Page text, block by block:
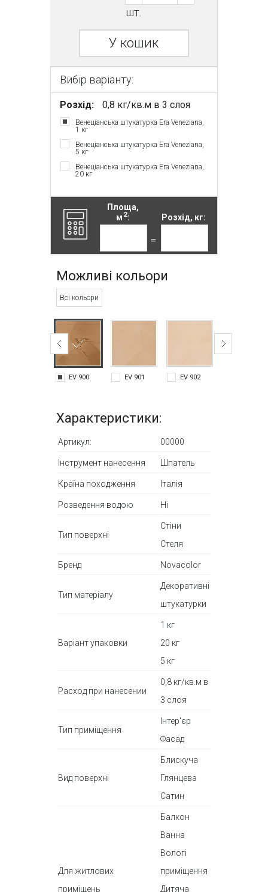
шт.
У кошик
Вибір варіанту:
Розхід: 0,8 кг/кв.м в 3 слоя
Венеціанська штукатурка Era Veneziana,
1 кг
Венеціанська штукатурка Era Veneziana,
5 кг
Венеціанська штукатурка Era Veneziana,
20 кг
Площа,
м 2:
=
Розхід, кг:
Можливі кольори
Всі кольори
EV 900 EV 901 EV 902
Характеристики:
Артикул: 00000
Інструмент нанесення Шпатель
Країна походження Італія
Розведення водою Ні
Тип поверхні
Стіни
Стеля
Бренд Novacolor
Тип матеріалу
Декоративні
штукатурки
Варіант упаковки
1 кг
20 кг
5 кг
Расход при нанесении
0,8 кг/кв.м в
3 слоя
Тип приміщення
Інтер'єр
Фасад
Вид поверхні
Блискуча
Глянцева
Сатин
Для житлових
приміщень
Балкон
Ванна
Вологі
приміщення
Дитяча